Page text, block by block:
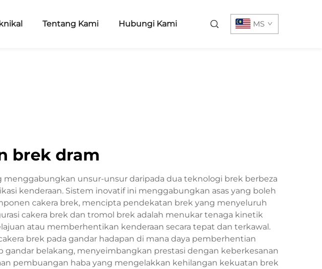
Tentang Kami Hubungi Kami MS
brek dram
unsur-unsur daripada dua teknologi brek berbeza
kenderaan. Sistem inovatif ini menggabungkan asas yang boleh
cakera brek, mencipta pendekatan brek yang menyeluruh
cakera brek dan tromol brek adalah menukar tenaga kinetik
atau memberhentikan kenderaan secara tepat dan terkawal.
brek pada gandar hadapan di mana daya pemberhentian
belakang, menyeimbangkan prestasi dengan keberkesanan
pembuangan haba yang mengelakkan kehilangan kekuatan brek